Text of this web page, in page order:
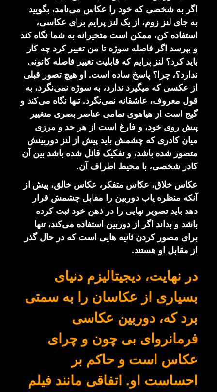
اگر به شخصی که خود را عکاس می‌نامد، بگویید
به جای لنز زوم، از یک لنز پرایم برای عکاسی،
استفاده کن، ممکن است متحیرانه به شما نگاه کند
و بپرسد اگر فاصله سوژه تا من تغییر کرد چه کار
باید کرد؟ لنز پرایم که قابلیت تغییر فاصله کانونی
ندارد؟، چرا؟ پاسخ ساده است. او هیچ تصور قبلی
از عکسی که میگیرد ندارد، به سوژه نمی‌نگرد، به
قول معروف، عاشقانه نمی‌نگرد. تنها نگاه می‌کند و
گیج است از هیاهوی تمامی عناصر بصری متغییر
پیش روی خود، و فارغ است از هر حد و مرزی
میان کادری که چشمش باید پیش از لنز دوربینش
متصور شده باشد، و تفکیک قائل شده باشد بین آن
کادر شخصی، با محیط اطراف آن.
عکاس خلاق، عکاس متفکر، عکاس خالق، پیش از
آنکه منظره یاب دوربین را مقابل چشمش قرار
دهد باید تصویر نهایی را در ذهن خود ثبت کرده
باشد و بداند اگر از دوربین استفاده می‌کند، تنها
برای مصور کردن ثانیه هایی است که در حال گذر
از مقابل او هستند.
در نهایت، دیجیتالیزم دنیای
بسیاری از عکاسان را به سمتی
برد که، دوربین عکاسی
فرمانروای بی چون و چرای
عکاس است و حاکم بر
احساست او. اتفاقی مانند فیلم